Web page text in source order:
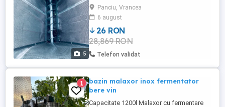
5
cumpara in jud Vrancea sau aduce contra
cost la destinatie. Pentru orice fel de
detalii sunati la nr afisat din anunt.
Panciu, Vrancea
6 august
26 RON
28,869 RON
Telefon validat
1
bazin malaxor inox fermentator
bere vin
Capacitate 1200l Malaxor cu fermentare